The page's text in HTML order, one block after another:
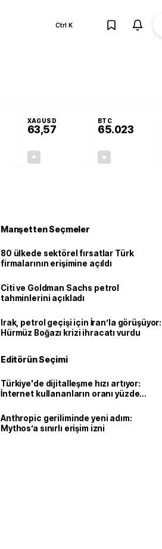
Ctrl K
XAGUSD
63,57
BTC
65.023
Manşetten Seçmeler
80 ülkede sektörel fırsatlar Türk
firmalarının erişimine açıldı
Citi ve Goldman Sachs petrol
tahminlerini açıkladı
Irak, petrol geçişi için İran’la görüşüyor:
Hürmüz Boğazı krizi ihracatı vurdu
Editörün Seçimi
Türkiye'de dijitalleşme hızı artıyor:
İnternet kullananların oranı yüzde
Anthropic geriliminde yeni adım:
Mythos’a sınırlı erişim izni